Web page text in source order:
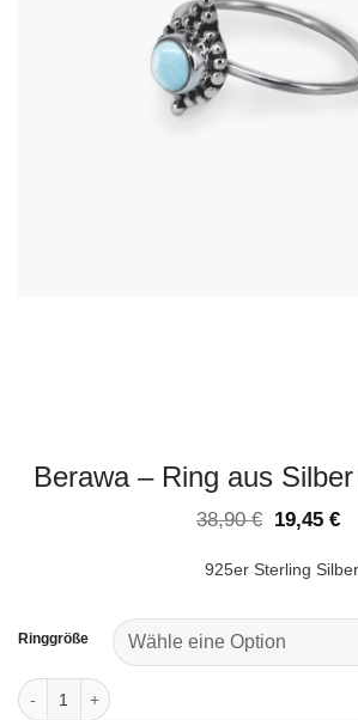
Berawa – Ring aus
38,90€ 19,45€
925er Sterling Silber
Ringgröße
Berawa - Ring aus Silber mit Larimar Menge